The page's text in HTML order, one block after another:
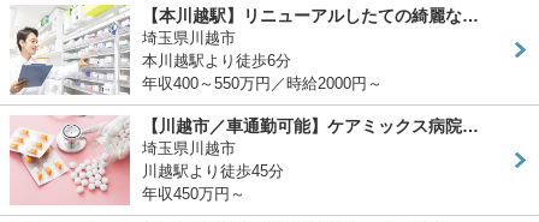
【本川越駅】リニューアルしたての綺麗な…
埼玉県川越市
本川越駅より徒歩6分
年収400～550万円／時給2000円～
【川越市／車通勤可能】ケアミックス病院…
埼玉県川越市
川越駅より徒歩45分
年収450万円～